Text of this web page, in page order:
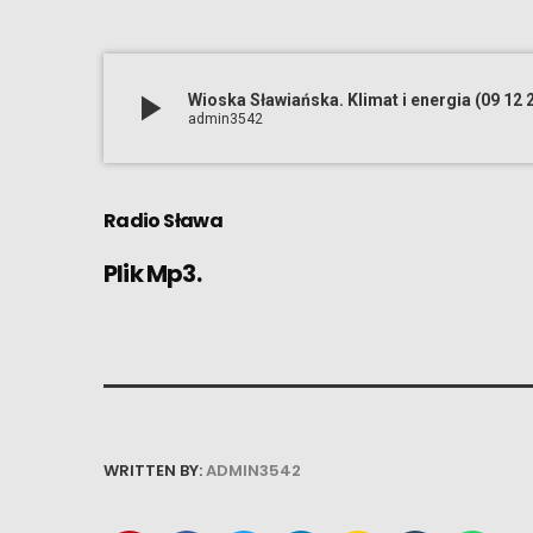
play_arrow Wioska Sławiańska. Klimat i energia (09 12
admin3542
Radio Sława
Plik Mp3.
WRITTEN BY:ADMIN3542